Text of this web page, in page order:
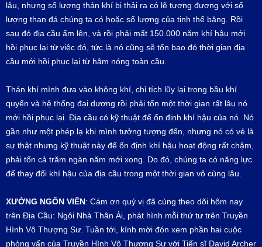
lâu, nhưng số lượng thán khí bị thải ra có lẽ tương đương với số
lượng than đá chúng ta có hoặc số lượng của tinh thể băng. Rồi
sau đó địa cầu ấm lên, và rồi phải mất 150.000 năm khí hậu mới
hồi phục lại từ việc đó, tức là nó cũng sẽ tốn bao đó thời gian địa
cầu mới hồi phục lại từ hâm nóng toàn cầu.
Thán khí mình đưa vào không khí, chỉ tích lũy lại trong bầu khí
quyển và hệ thống đại dương rồi phải tốn một thời gian rất lâu nó
mới hồi phục lại. Địa cầu có kỹ thuật để ổn định khí hậu của nó. Nó
gần như một phép lạ khi mình tưởng tượng đến, nhưng nó có vẻ là
sự thật nhưng kỹ thuật này để ổn định khí hậu hoạt động rất chậm,
phải tốn cả trăm ngàn năm mới xong. Do đó, chúng ta có năng lực
để thay đổi khí hậu của địa cầu trong một thời gian vô cùng lâu.
XƯỚNG NGÔN VIÊN: Cám ơn quý vị đã cùng theo dõi hôm nay
trên Địa Cầu: Ngôi Nhà Thân Ái, phát hình mỗi thứ tư trên Truyền
Hình Vô Thượng Sư. Tuần tới, kính mời đón xem phần hai cuộc
phỏng vấn của Truyền Hình Vô Thượng Sư với Tiến sĩ David Archer